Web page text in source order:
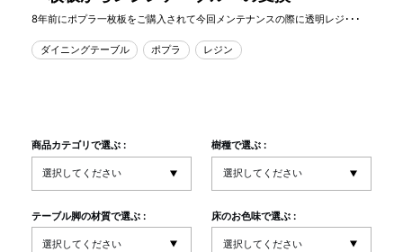
8年前にポプラ一枚板をご購入されて今回メンテナンスの際に透明レジ･･･
ダイニングテーブル ポプラ レジン
商品カテゴリで選ぶ : 樹種で選ぶ :
テーブル脚の材質で選ぶ : 床のお色味で選ぶ :